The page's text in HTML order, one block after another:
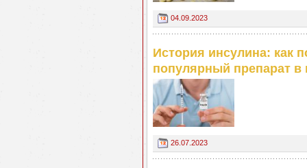
04.09.2023
История инсулина: как
популярный препарат в
26.07.2023